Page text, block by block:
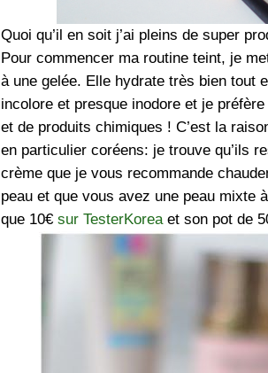
Quoi qu’il en soit j’ai pleins de super
Pour commencer ma routine teint, je
à une gelée. Elle hydrate très bien tout
incolore et presque inodore et je
et de produits chimiques ! C’est la
en particulier coréens: je trouve qu’ils
crème que je vous recommande
peau et que vous avez une peau mixte
que 10€ sur TesterKoreaet son pot de